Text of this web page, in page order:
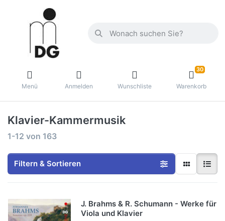
Menü Anmelden Wunschliste
30
Warenkorb
Klavier-Kammermusik
1-12 von 163
Filtern & Sortieren
J. Brahms & R. Schumann - Werke für
Viola und Klavier